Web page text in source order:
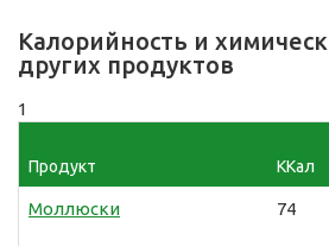
Калорийность и
других продуктов
1
Продукт ККал
Моллюски 74